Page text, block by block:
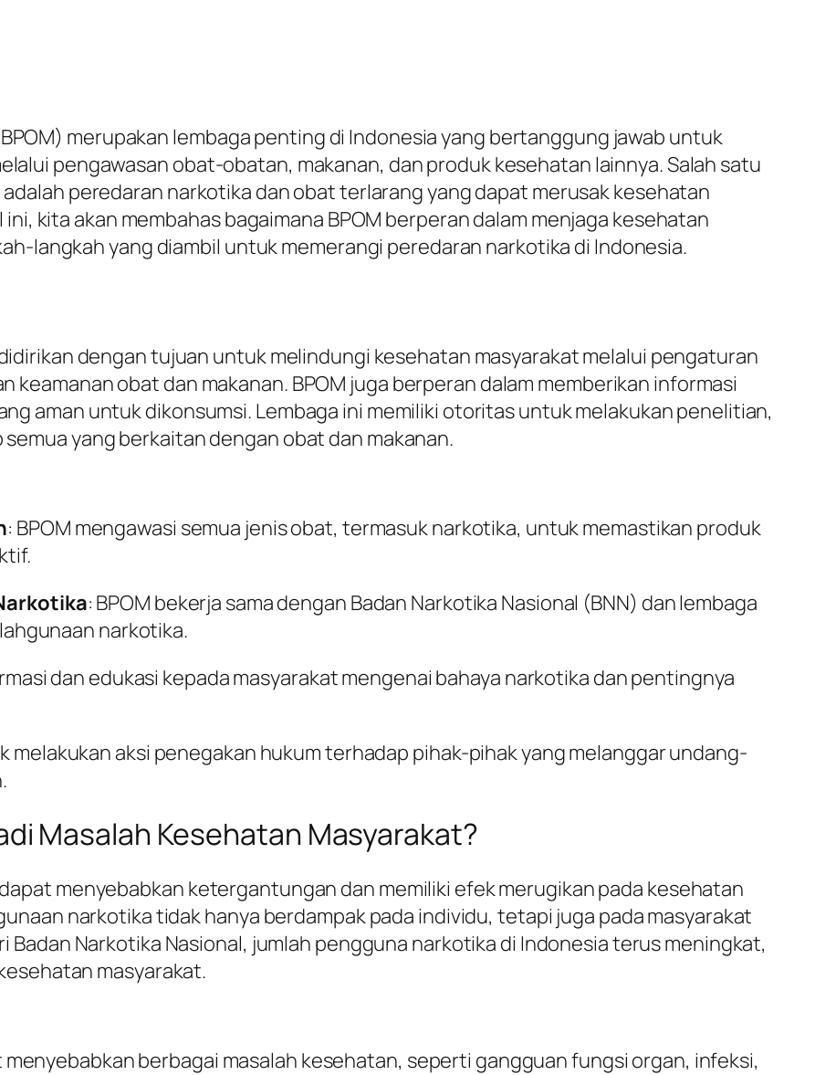
merupakan lembaga penting di Indonesia yang bertanggung jawab untuk
pengawasan obat-obatan, makanan, dan produk kesehatan lainnya. Salah satu
peredaran narkotika dan obat terlarang yang dapat merusak kesehatan
kita akan membahas bagaimana BPOM berperan dalam menjaga kesehatan
langkah yang diambil untuk memerangi peredaran narkotika di Indonesia.
dengan tujuan untuk melindungi kesehatan masyarakat melalui pengaturan
keamanan obat dan makanan. BPOM juga berperan dalam memberikan informasi
aman untuk dikonsumsi. Lembaga ini memiliki otoritas untuk melakukan penelitian,
yang berkaitan dengan obat dan makanan.
: BPOM mengawasi semua jenis obat, termasuk narkotika, untuk memastikan produk
: BPOM bekerja sama dengan Badan Narkotika Nasional (BNN) dan lembaga
narkotika.
dan edukasi kepada masyarakat mengenai bahaya narkotika dan pentingnya
melakukan aksi penegakan hukum terhadap pihak-pihak yang melanggar undang-
Masalah Kesehatan Masyarakat?
menyebabkan ketergantungan dan memiliki efek merugikan pada kesehatan
narkotika tidak hanya berdampak pada individu, tetapi juga pada masyarakat
Narkotika Nasional, jumlah pengguna narkotika di Indonesia terus meningkat,
masyarakat.
berbagai masalah kesehatan, seperti gangguan fungsi organ, infeksi,